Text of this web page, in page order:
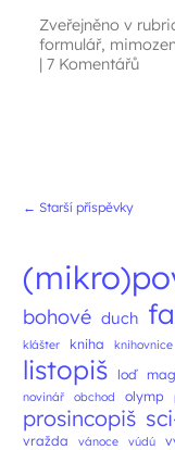
Zveřejněno v
formulář,
| 7 Komentářů
← Starší příspěvky
bohové duch
klášter kniha knihovnice
listopiš loď
novinář obchod olymp
prosincopiš
vražda
vánoce vúdú